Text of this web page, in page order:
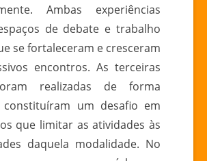
Ambas experiências
de debate e trabalho
se fortaleceram e cresceram
encontros. As terceiras
foram realizadas de forma
um desafio em
que limitar as atividades às
daquela modalidade. No